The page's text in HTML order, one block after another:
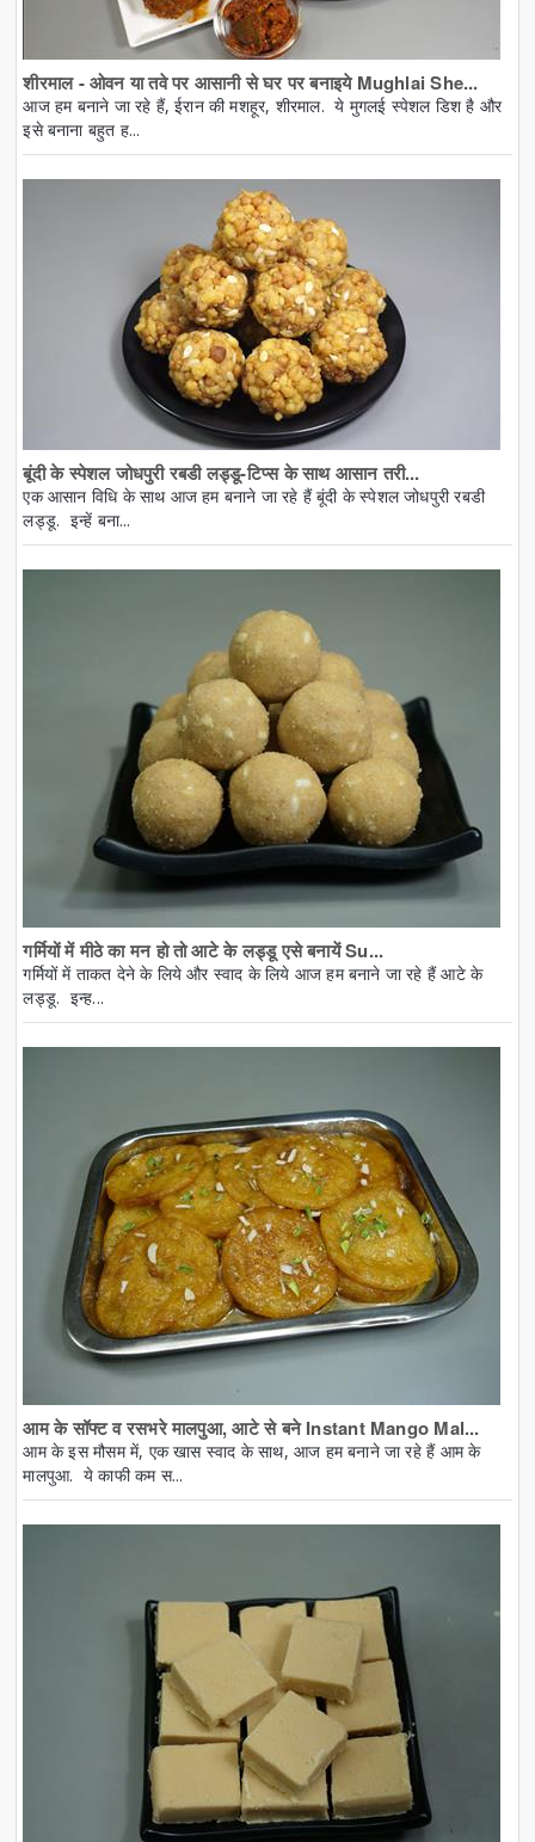
शीरमाल - ओवन या तवे पर आसानी से घर पर बनाइये Mughlai She...
आज हम बनाने जा रहे हैं, ईरान की मशहूर, शीरमाल. ये मुगलई स्पेशल डिश है और
इसे बनाना बहुत ह...
बूंदी के स्पेशल जोधपुरी रबडी लड्डू-टिप्स के साथ आसान तरी...
एक आसान विधि के साथ आज हम बनाने जा रहे हैं बूंदी के स्पेशल जोधपुरी रबडी
लड्डू. इन्हें बना...
गर्मियों में मीठे का मन हो तो आटे के लड्डू एसे बनायें Su...
गर्मियों में ताकत देने के लिये और स्वाद के लिये आज हम बनाने जा रहे हैं आटे के
लड्डू. इन्ह...
आम के सॉफ्ट व रसभरे मालपुआ, आटे से बने Instant Mango Mal...
आम के इस मौसम में, एक खास स्वाद के साथ, आज हम बनाने जा रहे हैं आम के
मालपुआ. ये काफी कम स...